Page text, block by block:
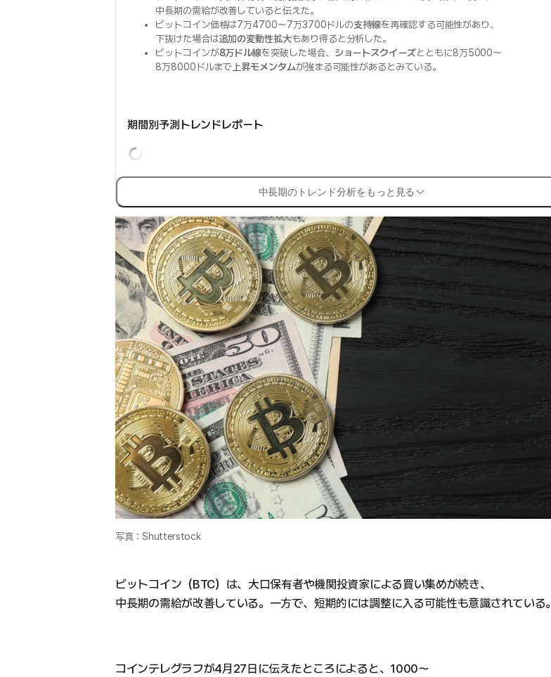
中長期の需給が改善していると伝えた。
ビットコイン価格は7万4700〜7万3700ドルの支持線を再確認する可能性があり、
下抜けた場合は追加の変動性拡大もあり得ると分析した。
ビットコインが8万ドル線を突破した場合、 ショートスクイーズとともに8万5000〜
8万8000ドルまで 上昇モメンタムが強まる可能性があるとみている。
期間別予測トレンドレポート
中長期のトレンド分析をもっと見る
写真：Shutterstock
ビットコイン（BTC）は、大口保有者や機関投資家による買い集めが続き、
中長期の需給が改善している。一方で、短期的には調整に入る可能性も意識されている。
コインテレグラフが4月27日に伝えたところによると、1000〜